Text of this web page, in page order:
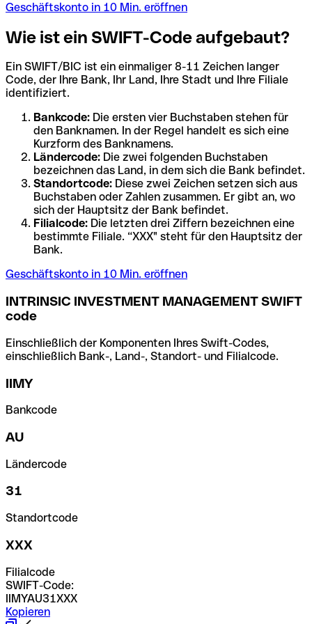
Geschäftskonto in 10 Min. eröffnen
Wie ist ein SWIFT-Code aufgebaut?
Ein SWIFT/BIC ist ein einmaliger 8-11 Zeichen langer
Code, der Ihre Bank, Ihr Land, Ihre Stadt und Ihre Filiale
identifiziert.
Bankcode: Die ersten vier Buchstaben stehen für
den Banknamen. In der Regel handelt es sich eine
Kurzform des Banknamens.
Ländercode: Die zwei folgenden Buchstaben
bezeichnen das Land, in dem sich die Bank befindet.
Standortcode: Diese zwei Zeichen setzen sich aus
Buchstaben oder Zahlen zusammen. Er gibt an, wo
sich der Hauptsitz der Bank befindet.
Filialcode: Die letzten drei Ziffern bezeichnen eine
bestimmte Filiale. “XXX" steht für den Hauptsitz der
Bank.
Geschäftskonto in 10 Min. eröffnen
INTRINSIC INVESTMENT MANAGEMENT SWIFT
code
Einschließlich der Komponenten Ihres Swift-Codes,
einschließlich Bank-, Land-, Standort- und Filialcode.
IIMY
Bankcode
AU
Ländercode
31
Standortcode
XXX
Filialcode
SWIFT-Code:
IIMYAU31XXX
Kopieren